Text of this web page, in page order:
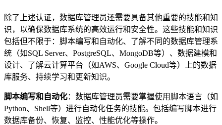
除了上述认证，数据库管理员还需要具备其他重要的技能和知
识，以确保数据库系统的高效运行和安全性。这些技能和知识
包括但不限于：脚本编写和自动化、了解不同的数据库管理系
统（如SQL Server、PostgreSQL、MongoDB等）、数据建模和
设计、了解云计算平台（如AWS、Google Cloud等）上的数据
库服务、持续学习和更新知识。
脚本编写和自动化：数据库管理员需要掌握使用脚本语言（如
Python、Shell等）进行自动化任务的技能。包括编写脚本进行
数据库备份、恢复、监控、性能优化等操作。